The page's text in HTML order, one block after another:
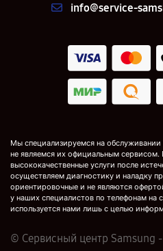
info@service-
Мы специализируемся на
не являемся их официальным сервисом.
высококачественные услуги после
осуществляем диагностику и наладку
ориентировочные и не являются
у наших специалистов по телефонам на
используется нами лишь с целью
© Сервисный центр Samsung